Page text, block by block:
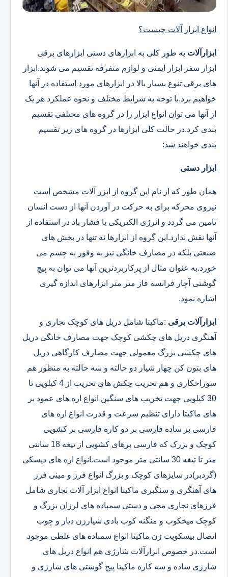
انواع ابزار آلات چیست؟
ابزارآلات به طور کلی به ابزارهای دستی ابزارهای برقی
ابزار سفر ابزار ایمنی و لوازم متفرقه تقسیم می شوند.ابزار
های برقی تنوع بسیار بالا در ابزارهای مورد استفاده در آنها
خواهیم برد.با توجه به شرایط مختلف و نحوه عملکرد هر یک
از آنها می توان انواع ابزار را در گروه های مختلفی تقسیم
بندی کرد.در حالت کلی ابزارها در گروه های زیر تقسیم
بندی خواهند شد:
ابزار دستی
همان طور که از نام این گروه از ابزر آلات مشخص است
نیروی محرکه برای به حرکت در آوردن آنها از دست انسان
تامین می گردد و انرژی الکتریکی یا فشار باد در استفاده از
آنها نقش ندارد.این گروه از ابزارها نه تنها در بخش های
صنعتی بلکه در مصارف خانگی نیز به وفور به چشم می
خورد.به عنوان مثال از پرکاربردترین آنها می توان به پیچ
گوشتی آچار فرانسه فاز متر متر ابزارهای اندازه گیری
اشاره نمود.
ابزارآلات برقی :ماکیتا شامل دریل های کوچک نجاری و
آهنگری دریل های چکشی کوچک جهت مصارف خانگی دریل
های چکشی بزرگ معمولی جهت مصارف کارگاهی دریل
های بتون کن چهار شیار دو حالته و سه حالته به منظور هم
سوراخکاری و هم تخریب چکش های تخریب از 4 کیلویی تا
30 کیلویی جهت تخریب های سنگین انواع اره های عمود بر
های ماکیتا دارای تنظیم سرعت و قدرت انواع اره های
فارسی بر ساده فارسی بر دو کاره فارسی بر کشویی
کوچک و بزرک که فارسی برهای کشویی از تیغه 18 سانتی
متر تا تیغه 30 سانتی متر موجود است.انواع اره های دیسکی
(گردبر)در سایزهای کوچک و بزرگ انواع فرز و مینی فرز
های آهنگری و سنگبری ماکیتا انواع ابزار آلات نجاری شامل
فرزهای نجاری مچی و دستی سمباده های لرزان بزرگ و
کوچک میخکوب و منگنه کوب بادی شیارزن دیار و چوب
اتصال بیسکویت زن ماکیتا انواع سمباده های غلطی موجود
است.در خصوص ابزارآلات شارژی هم انواع دریل های
شارژی ساده و سه کاره ماکیتا پیچ گوشتی های شارژی و